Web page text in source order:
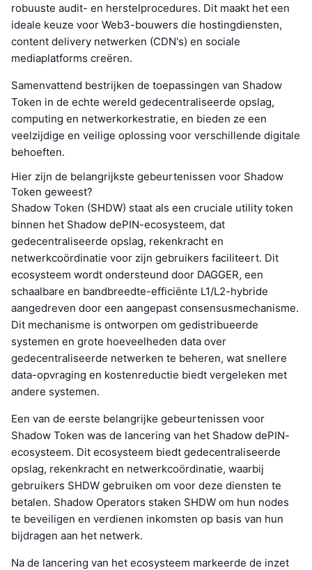
robuuste audit- en herstelprocedures. Dit maakt het een
ideale keuze voor Web3-bouwers die hostingdiensten,
content delivery netwerken (CDN's) en sociale
mediaplatforms creëren.
Samenvattend bestrijken de toepassingen van Shadow
Token in de echte wereld gedecentraliseerde opslag,
computing en netwerkorkestratie, en bieden ze een
veelzijdige en veilige oplossing voor verschillende digitale
behoeften.
Hier zijn de belangrijkste gebeurtenissen voor Shadow
Token geweest?
Shadow Token (SHDW) staat als een cruciale utility token
binnen het Shadow dePIN-ecosysteem, dat
gedecentraliseerde opslag, rekenkracht en
netwerkcoördinatie voor zijn gebruikers faciliteert. Dit
ecosysteem wordt ondersteund door DAGGER, een
schaalbare en bandbreedte-efficiënte L1/L2-hybride
aangedreven door een aangepast consensusmechanisme.
Dit mechanisme is ontworpen om gedistribueerde
systemen en grote hoeveelheden data over
gedecentraliseerde netwerken te beheren, wat snellere
data-opvraging en kostenreductie biedt vergeleken met
andere systemen.
Een van de eerste belangrijke gebeurtenissen voor
Shadow Token was de lancering van het Shadow dePIN-
ecosysteem. Dit ecosysteem biedt gedecentraliseerde
opslag, rekenkracht en netwerkcoördinatie, waarbij
gebruikers SHDW gebruiken om voor deze diensten te
betalen. Shadow Operators staken SHDW om hun nodes
te beveiligen en verdienen inkomsten op basis van hun
bijdragen aan het netwerk.
Na de lancering van het ecosysteem markeerde de inzet